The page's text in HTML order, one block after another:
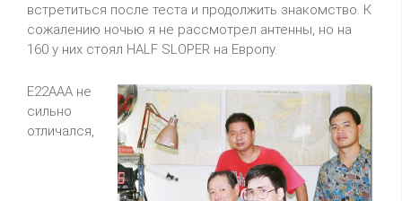
встретиться после теста и продолжить знакомство. К
сожалению ночью я не рассмотрел антенны, но на
160 у них стоял HALF SLOPER на Европу.
E22AAA не
сильно
отличался,